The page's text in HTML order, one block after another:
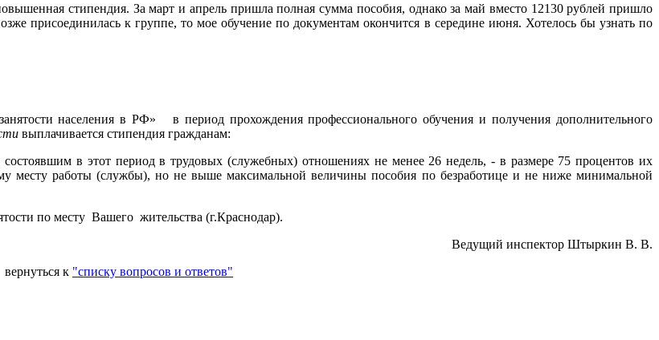
стипендия. За март и апрель пришла полная сумма пособия, однако за май вместо 12130 рублей пришло
присоединилась к группе, то мое обучение по документам окончится в середине июня. Хотелось бы узнать по
населения в РФ» в период прохождения профессионального обучения и получения дополнительного
выплачивается стипендия гражданам:
в этот период в трудовых (служебных) отношениях не менее 26 недель, - в размере 75 процентов их
месту работы (службы), но не выше максимальной величины пособия по безработице и не ниже минимальной
по месту Вашего жительства (г.Краснодар).
Ведущий инспектор Штыркин В. В.
вернуться к "списку вопросов и ответов"